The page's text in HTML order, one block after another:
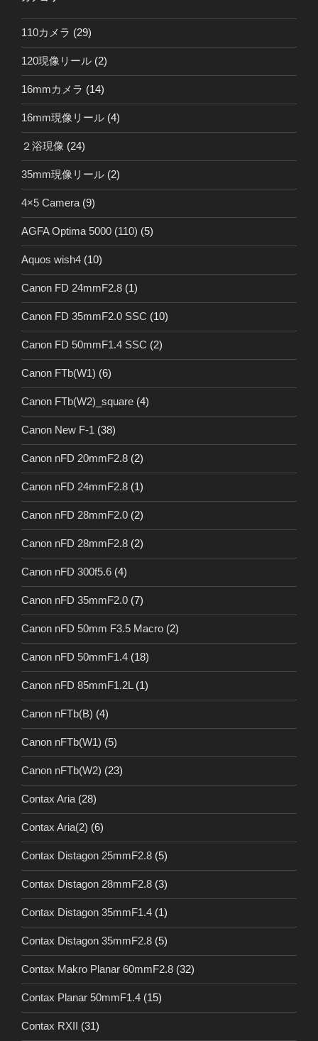
110カメラ (29)
120現像リール (2)
16mmカメラ (14)
16mm現像リール (4)
２浴現像 (24)
35mm現像リール (2)
4×5 Camera (9)
AGFA Optima 5000 (110) (5)
Aquos wish4 (10)
Canon FD 24mmF2.8 (1)
Canon FD 35mmF2.0 SSC (10)
Canon FD 50mmF1.4 SSC (2)
Canon FTb(W1) (6)
Canon FTb(W2)_square (4)
Canon New F-1 (38)
Canon nFD 20mmF2.8 (2)
Canon nFD 24mmF2.8 (1)
Canon nFD 28mmF2.0 (2)
Canon nFD 28mmF2.8 (2)
Canon nFD 300f5.6 (4)
Canon nFD 35mmF2.0 (7)
Canon nFD 50mm F3.5 Macro (2)
Canon nFD 50mmF1.4 (18)
Canon nFD 85mmF1.2L (1)
Canon nFTb(B) (4)
Canon nFTb(W1) (5)
Canon nFTb(W2) (23)
Contax Aria (28)
Contax Aria(2) (6)
Contax Distagon 25mmF2.8 (5)
Contax Distagon 28mmF2.8 (3)
Contax Distagon 35mmF1.4 (1)
Contax Distagon 35mmF2.8 (5)
Contax Makro Planar 60mmF2.8 (32)
Contax Planar 50mmF1.4 (15)
Contax RXII (31)